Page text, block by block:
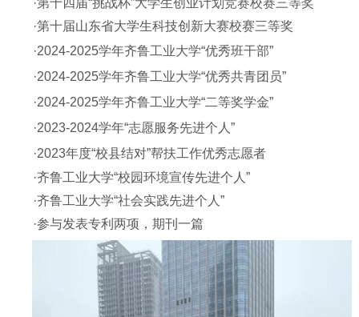
·第十四届“挑战杯”大学生创业计划竞赛校赛三等奖
·第十届山东省大学生科技创新大赛校赛三等奖
·2024-2025学年齐鲁工业大学“优秀班干部”
·2024-2025学年齐鲁工业大学“优秀共青团员”
·2024-2025学年齐鲁工业大学“二等奖学金”
·2023-2024学年“志愿服务先进个人”
·2023年度“校县结对”帮扶工作优秀志愿者
·齐鲁工业大学“校园环境宣传先进个人”
·齐鲁工业大学“社会实践先进个人”
·参与发表专利两项，期刊一篇